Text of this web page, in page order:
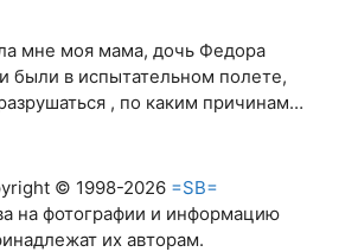
мне моя мама, дочь Федора
были в испытательном полете,
, по каким причинам…
© 1998-2026 =SB=
на фотографии и информацию
их авторам.